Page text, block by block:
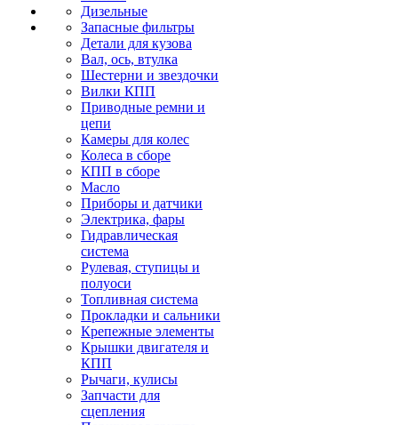
Дизельные
Запасные фильтры
Детали для кузова
Вал, ось, втулка
Шестерни и звездочки
Вилки КПП
Приводные ремни и
цепи
Камеры для колес
Колеса в сборе
КПП в сборе
Масло
Приборы и датчики
Электрика, фары
Гидравлическая
система
Рулевая, ступицы и
полуоси
Топливная система
Прокладки и сальники
Крепежные элементы
Крышки двигателя и
КПП
Рычаги, кулисы
Запчасти для
сцепления